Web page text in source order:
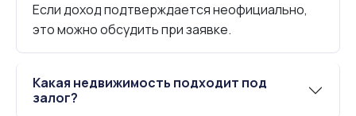
Если доход подтверждается неофициально,
это можно обсудить при заявке.
Какая недвижимость подходит под
залог?